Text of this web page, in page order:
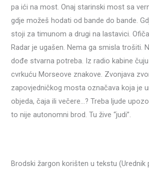
pa ići na most. Onaj starinski most sa
gdje možeš hodati od bande do bande.
stoji za timunom a drugi na lastavici.
Radar je ugašen. Nema ga smisla trošiti.
dođe stvarna potreba. Iz radio kabine
cvrkuću Morseove znakove. Zvonjava
zapovjedničkog mosta označava koja je
objeda, čaja ili večere…? Treba ljude
to nije autonomni brod. Tu žive “judi”.
Brodski žargon korišten u tekstu (Urednik